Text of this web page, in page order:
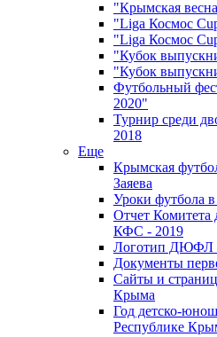
"Крымская
"Liga Космос
"Liga Космос
"Кубок
"Кубок
Футбольный
2020"
Турнир среди
2018
Еще
Крымская
Заяева
Уроки футбола
Отчет Комитета
КФС - 2019
Логотип ДЮФЛ
Документы
Сайты и
Крыма
Год детско-
Республике